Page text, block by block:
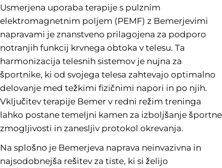
Usmerjena uporaba terapije s pulznim
elektromagnetnim poljem (PEMF) z Bemerjevimi
napravami je znanstveno prilagojena za podporo
notranjih funkcij krvnega obtoka v telesu. Ta
harmonizacija telesnih sistemov je nujna za
športnike, ki od svojega telesa zahtevajo optimalno
delovanje med težkimi fizičnimi napori in po njih.
Vključitev terapije Bemer v redni režim treninga
lahko postane temeljni kamen za izboljšanje športne
zmogljivosti in zanesljiv protokol okrevanja.
Na splošno je Bemerjeva naprava neinvazivna in
najsodobnejša rešitev za tiste, ki si želijo